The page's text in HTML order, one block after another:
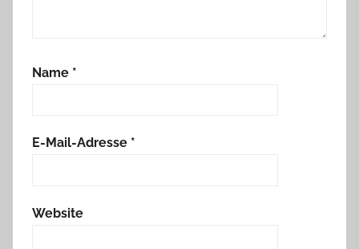
Name *
E-Mail-Adresse *
Website